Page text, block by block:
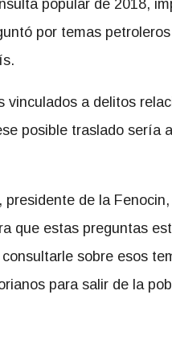
popular de 2018,
por temas
a delitos
posible traslado sería
de la
que estas preguntas
sobre esos
para salir de la